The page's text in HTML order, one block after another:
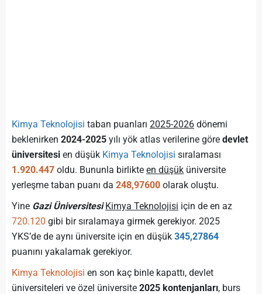
Kimya Teknolojisi taban puanları 2025-2026 dönemi
beklenirken 2024-2025 yılı yök atlas verilerine göre devlet
üniversitesi en düşük Kimya Teknolojisi sıralaması
1.920.447 oldu. Bununla birlikte en düşük üniversite
yerleşme taban puanı da 248,97600 olarak oluştu.
Yine Gazi Üniversitesi Kimya Teknolojisi için de en az
720.120 gibi bir sıralamaya girmek gerekiyor. 2025
YKS’de de aynı üniversite için en düşük 345,27864
puanını yakalamak gerekiyor.
Kimya Teknolojisi en son kaç binle kapattı, devlet
üniversiteleri ve özel üniversite 2025 kontenjanları, burs